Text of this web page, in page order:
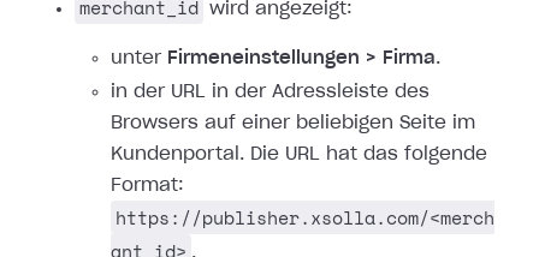
merchant_id wird angezeigt:
unter Firmeneinstellungen > Firma.
in der URL in der Adressleiste des
Browsers auf einer beliebigen Seite im
Kundenportal. Die URL hat das folgende
Format:
https://publisher.xsolla.com/<merch
ant_id> .